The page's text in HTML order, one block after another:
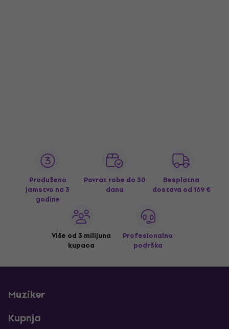
Produženo
jamstvo na 3
godine
Povrat robe do 30
dana
Besplatna
dostava od 169 €
Više od 3 milijuna
kupaca
Profesionalna
podrška
Muziker
Kupnja